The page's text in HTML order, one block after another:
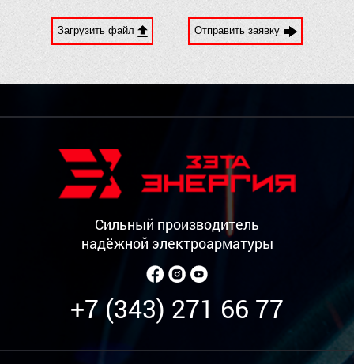
Загрузить файл Отправить заявку
Сильный производитель
надёжной электроарматуры
+7 (343) 271 66 77